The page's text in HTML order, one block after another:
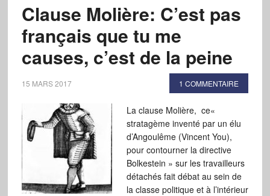
Clause Molière: C’est pas
français que tu me
causes, c’est de la peine
15 MARS 2017 1 COMMENTAIRE
La clause Molière, ce«
stratagème inventé par un élu
d’Angoulême (Vincent You),
pour contourner la directive
Bolkestein » sur les travailleurs
détachés fait débat au sein de
la classe politique et à l’intérieur